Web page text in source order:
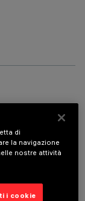
LED
a body and
Extruded
di
la navigazione
nostre attività
i cookie